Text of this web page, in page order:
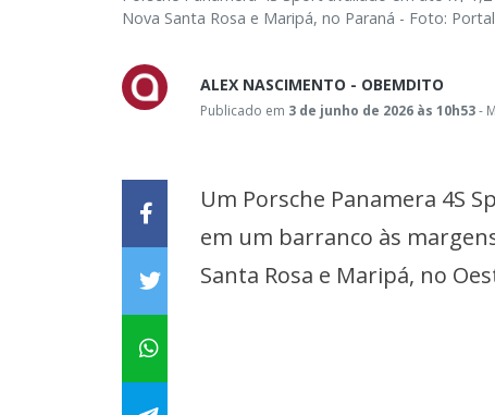
Nova Santa Rosa e Maripá, no Paraná - Foto:
ALEX NASCIMENTO - OBEMDITO
Publicado em 3 de junho de 2026 às 10h53-
Um Porsche Panamera 4S
em um barranco às
Santa Rosa e Maripá, no